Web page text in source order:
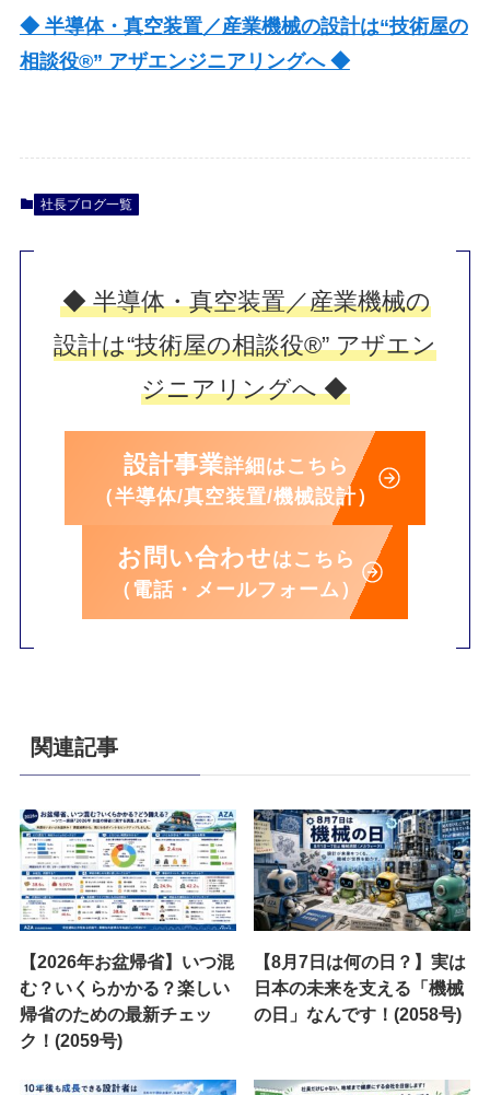
◆ 半導体・真空装置／産業機械の設計は“技術屋の
相談役®” アザエンジニアリングへ ◆
社長ブログ一覧
◆ 半導体・真空装置／産業機械の
設計は“技術屋の相談役®” アザエン
ジニアリングへ ◆
設計事業詳細はこちら
（半導体/真空装置/機械設計）
お問い合わせはこちら
（電話・メールフォーム）
関連記事
【2026年お盆帰省】いつ混
む？いくらかかる？楽しい
帰省のための最新チェッ
ク！(2059号)
【8月7日は何の日？】実は
日本の未来を支える「機械
の日」なんです！(2058号)